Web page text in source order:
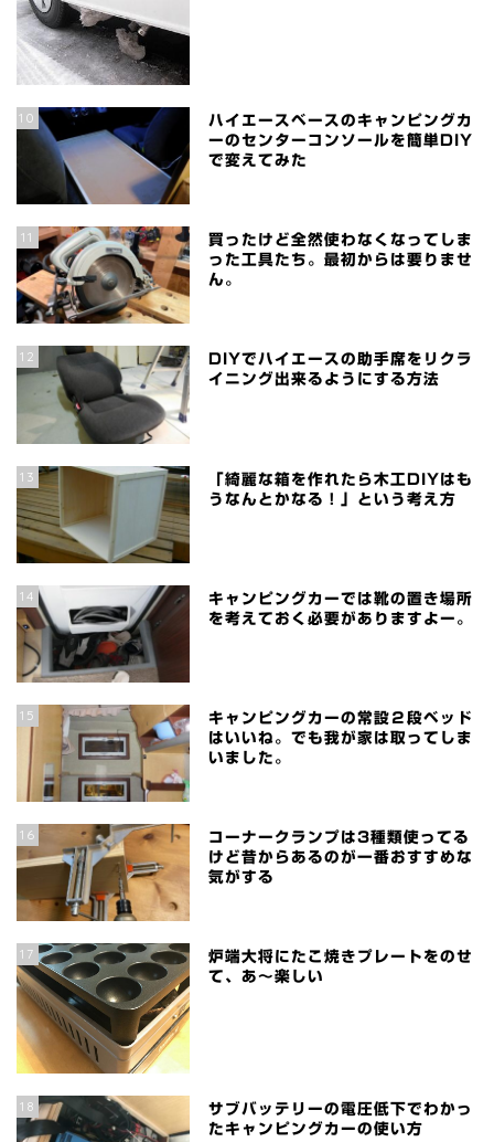
10
ハイエースベースのキャンピングカ
ーのセンターコンソールを簡単DIY
で変えてみた
11
買ったけど全然使わなくなってしま
った工具たち。最初からは要りませ
ん。
12
DIYでハイエースの助手席をリクラ
イニング出来るようにする方法
13
「綺麗な箱を作れたら木工DIYはも
うなんとかなる！」という考え方
14
キャンピングカーでは靴の置き場所
を考えておく必要がありますよー。
15
キャンピングカーの常設２段ベッド
はいいね。でも我が家は取ってしま
いました。
16
コーナークランプは3種類使ってる
けど昔からあるのが一番おすすめな
気がする
17
炉端大将にたこ焼きプレートをのせ
て、あ～楽しい
18
サブバッテリーの電圧低下でわかっ
たキャンピングカーの使い方